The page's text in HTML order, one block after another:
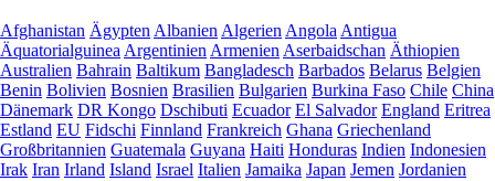
Afghanistan Ägypten Albanien Algerien Angola Antigua
Äquatorialguinea Argentinien Armenien Aserbaidschan Äthiopien
Australien Bahrain Baltikum Bangladesch Barbados Belarus Belgien
Benin Bolivien Bosnien Brasilien Bulgarien Burkina Faso Chile China
Dänemark DR Kongo Dschibuti Ecuador El Salvador England Eritrea
Estland EU Fidschi Finnland Frankreich Ghana Griechenland
Großbritannien Guatemala Guyana Haiti Honduras Indien Indonesien
Irak Iran Irland Island Israel Italien Jamaika Japan Jemen Jordanien